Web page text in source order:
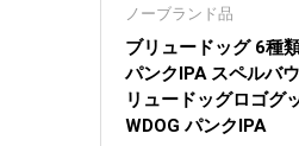
ノーブランド品
ブリュードッグ 6種
パンクIPA スペルバ
リュードッグロゴグ
WDOG パンクIPA